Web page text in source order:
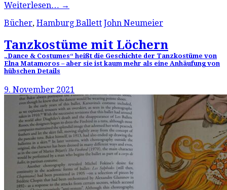
Weiterlesen… →
Bücher, Hamburg Ballett John Neumeier
Tanzkostüme mit Löchern
„Dance & Costumes“ heißt die Geschichte der Tanzkostüme von
Elna Matamoros – aber sie ist kaum mehr als eine Anhäufung von
hübschen Details
9. November 2021